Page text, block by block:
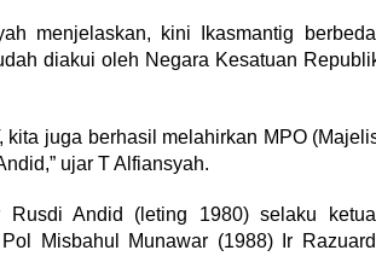
menjelaskan, kini Ikasmantig
diakui oleh Negara Kesatuan
kita juga berhasil melahirkan MPO
ujar T Alfiansyah.
Andid (leting 1980) selaku
Misbahul Munawar (1988) Ir